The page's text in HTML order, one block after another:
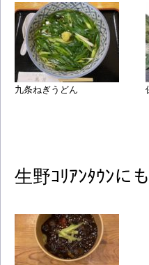
九条ねぎうどん
生野ｺﾘｱﾝﾀｳﾝに